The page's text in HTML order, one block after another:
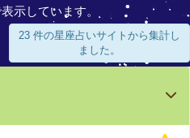
示しています。
23 件の星座占いサイトから集計し
ました。